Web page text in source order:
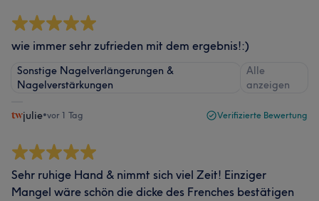
wie immer sehr zufrieden mit dem ergebnis!:)
Sonstige Nagelverlängerungen &
Nagelverstärkungen
Alle
anzeigen
julie•vor 1 Tag Verifizierte Bewertung
Sehr ruhige Hand & nimmt sich viel Zeit! Einziger
Mangel wäre schön die dicke des Frenches bestätigen